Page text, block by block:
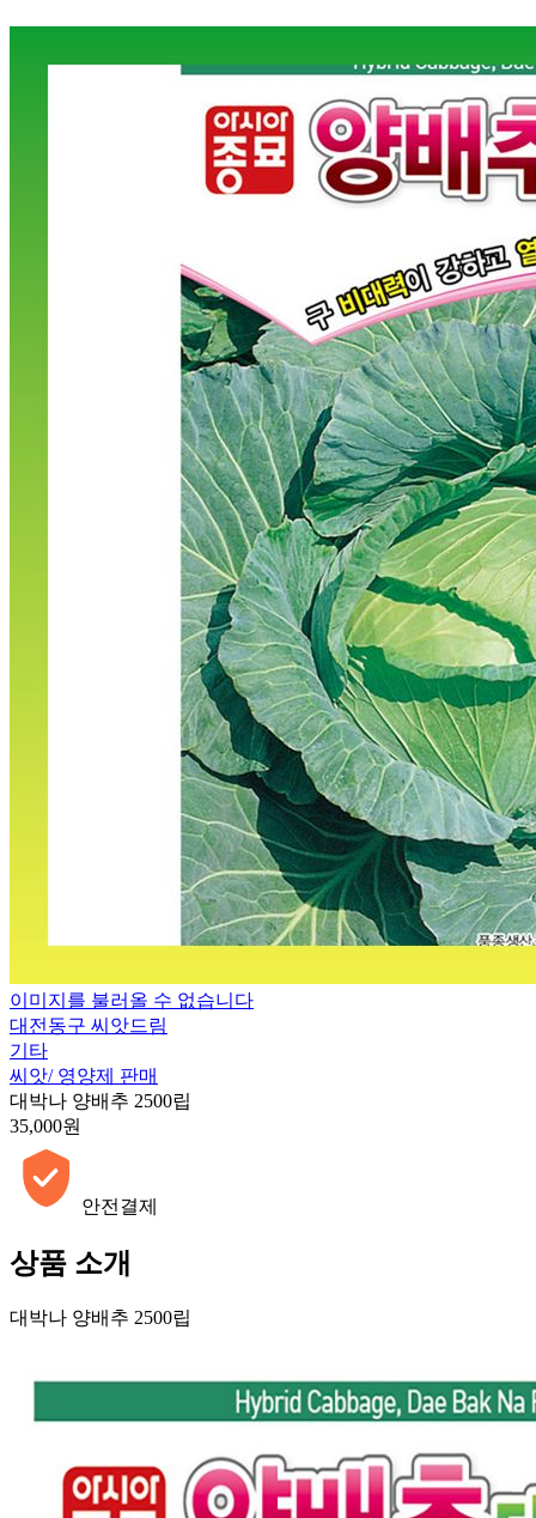
이미지를 불러올 수 없습니다
대전동구 씨앗드림
기타
씨앗/ 영양제 판매
대박나 양배추 2500립
35,000원
안전결제
상품 소개
대박나 양배추 2500립